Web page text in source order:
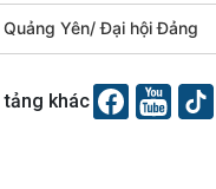
đảo
Mùa vàng
Tâm tình
Yên/ Đại hội Đảng
tảng khác